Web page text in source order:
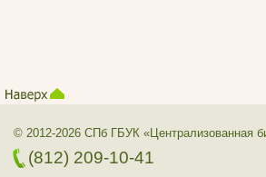
© 2012-2026 СПб ГБУК «Централизованная
(812) 209-10-41